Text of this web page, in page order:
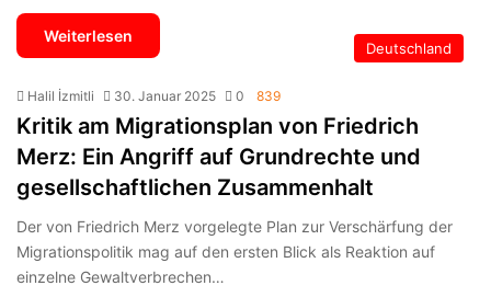
Weiterlesen
Deutschland
Halil İzmitli 30. Januar 2025 0 839
Kritik am Migrationsplan von Friedrich
Merz: Ein Angriff auf Grundrechte und
gesellschaftlichen Zusammenhalt
Der von Friedrich Merz vorgelegte Plan zur Verschärfung der
Migrationspolitik mag auf den ersten Blick als Reaktion auf
einzelne Gewaltverbrechen…